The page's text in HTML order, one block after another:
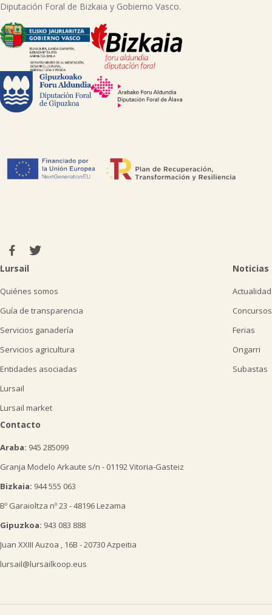
Diputación Foral de Bizkaia y Gobierno Vasco.
Lursail
Quiénes somos
Guía de transparencia
Servicios ganadería
Servicios agricultura
Entidades asociadas
Lursail
Lursail market
Noticias
Actualidad
Concursos
Ferias
Ongarri
Subastas
Contacto
Araba: 945 285099
Granja Modelo Arkaute s/n - 01192 Vitoria-Gasteiz
Bizkaia: 944 555 063
Bº Garaioltza nº 23 - 48196 Lezama
Gipuzkoa: 943 083 888
Juan XXIII Auzoa , 16B - 20730 Azpeitia
lursail@lursailkoop.eus